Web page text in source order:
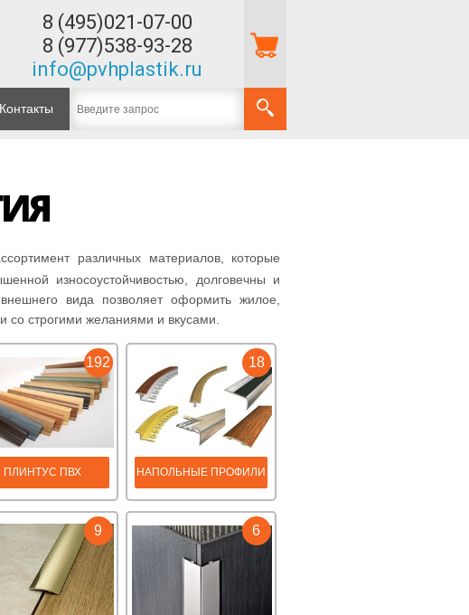
8 (495)021-07-00
8 (977)538-93-28
info@pvhplastik.ru
Контакты
различных материалов, которые
износоустойчивостью, долговечны и
вида позволяет оформить жилое,
строгими желаниями и вкусами.
192
ПЛИНТУС ПВХ
18
НАПОЛЬНЫЕ ПРОФИЛИ
9 6